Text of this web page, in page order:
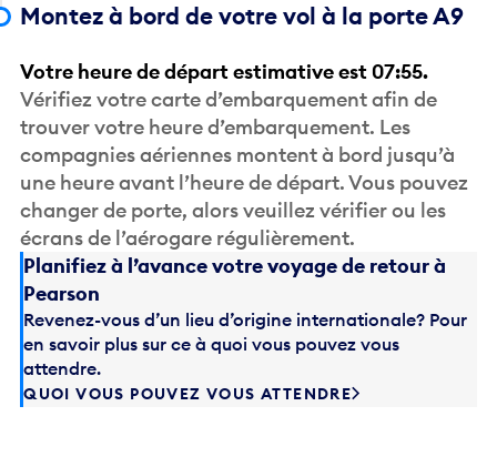
Montez à bord de votre vol à la porte A9
Votre heure de départ estimative est 07:55.
Vérifiez votre carte d’embarquement afin de
trouver votre heure d’embarquement. Les
compagnies aériennes montent à bord jusqu’à
une heure avant l’heure de départ. Vous pouvez
changer de porte, alors veuillez vérifier ou les
écrans de l’aérogare régulièrement.
Planifiez à l’avance votre voyage de retour à
Pearson
Revenez-vous d’un lieu d’origine internationale? Pour
en savoir plus sur ce à quoi vous pouvez vous
attendre.
QUOI VOUS POUVEZ VOUS ATTENDRE